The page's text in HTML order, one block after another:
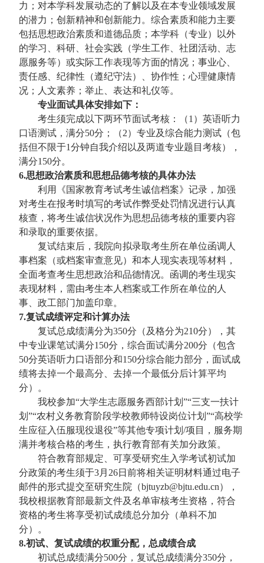
力；对本学科发展动态的了解以及在本专业领域发展
的潜力；创新精神和创新能力。综合素质和能力主要
包括思想政治素质和道德品质；本学科（专业）以外
的学习、科研、社会实践（学生工作、社团活动、志
愿服务等）或实际工作表现等方面的情况；事业心、
责任感、纪律性（遵纪守法）、协作性；心理健康情
况；人文素养；举止、表达和礼仪等。
专业面试具体安排如下：
考生须完成以下两环节面试考核：（1）英语听力
口语测试，满分50分；（2）专业及综合能力测试（包
括但不限于1分钟自我介绍以及两道专业题目考核），
满分150分。
6.思想政治素质和思想品德考核的具体办法
利用《国家教育考试考生诚信档案》记录，加强
对考生在报考时填写的考试作弊受处罚情况进行认真
核查，将考生诚信状况作为思想品德考核的重要内容
和录取的重要依据。
复试结束后，我院向拟录取考生所在单位函调人
事档案（或档案审查意见）和本人现实表现等材料，
全面考查考生思想政治和品德情况。函调的考生现实
表现材料，需由考生本人档案或工作所在单位的人
事、政工部门加盖印章。
7.复试成绩评定和计算办法
复试总成绩满分为350分（及格分为210分），其
中专业课笔试满分150分，综合面试满分200分（包含
50分英语听力口语部分和150分综合能力部分，面试成
绩将去掉一个最高分、去掉一个最低分后计算平均
分）。
我校参加“大学生志愿服务西部计划”“三支一扶计
划”“农村义务教育阶段学校教师特设岗位计划”“高校学
生应征入伍服现役退役”等其他专项计划/项目，服务期
满并考核合格的考生，执行教育部有关加分政策。
符合教育部规定、可享受研究生入学考试初试加
分政策的考生须于3月26日前将相关证明材料通过电子
邮件的形式提交至研究生院（bjtuyzb@bjtu.edu.cn），
我校根据教育部最新文件及名单审核考生资格，符合
资格的考生将享受初试成绩总分加分（单科不加
分）。
8.初试、复试成绩的权重分配，总成绩合成
初试总成绩满分500分，复试总成绩满分350分，